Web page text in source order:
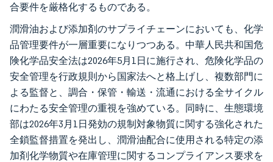
合要件を厳格化するものである。
潤滑油および添加剤のサプライチェーンにおいても、化学
品管理要件が一層重要になりつつある。中華人民共和国危
険化学品安全法は2026年5月1日に施行され、危険化学品の
安全管理を行政規則から国家法へと格上げし、複数部門に
よる監督と、調合・保管・輸送・流通における全サイクル
にわたる安全管理の重視を強めている。同時に、生態環境
部は2026年3月1日発効の規制対象物質に関する強化された
全鎖監督措置を発出し、潤滑油配合に使用される特定の添
加剤化学物質や在庫管理に関するコンプライアンス要求を